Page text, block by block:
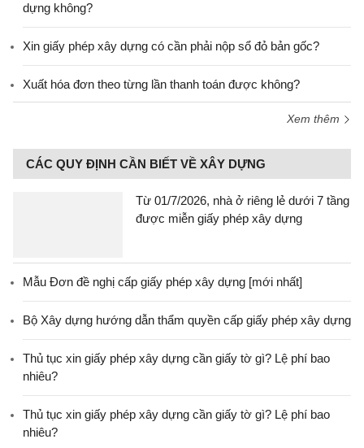
dựng không?
Xin giấy phép xây dựng có cần phải nộp sổ đỏ bản gốc?
Xuất hóa đơn theo từng lần thanh toán được không?
Xem thêm
CÁC QUY ĐỊNH CẦN BIẾT VỀ XÂY DỰNG
Từ 01/7/2026, nhà ở riêng lẻ dưới 7 tầng
được miễn giấy phép xây dựng
Mẫu Đơn đề nghị cấp giấy phép xây dựng [mới nhất]
Bộ Xây dựng hướng dẫn thẩm quyền cấp giấy phép xây dựng
Thủ tục xin giấy phép xây dựng cần giấy tờ gì? Lệ phí bao
nhiêu?
Thủ tục xin giấy phép xây dựng cần giấy tờ gì? Lệ phí bao
nhiêu?